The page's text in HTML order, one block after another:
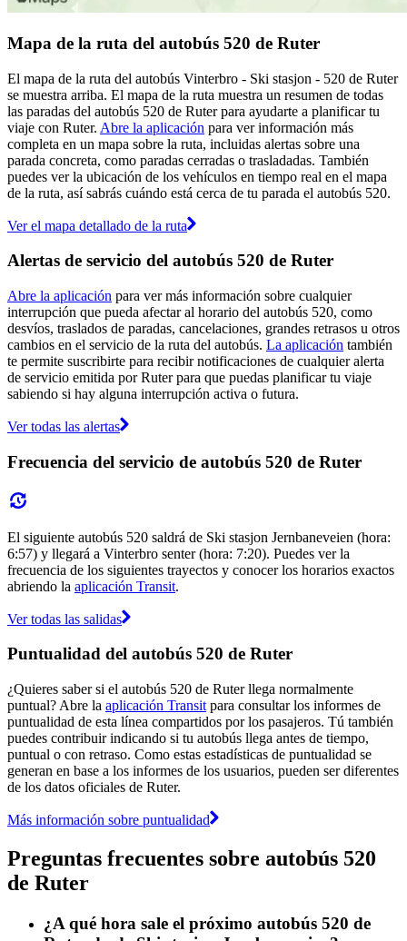
Mapa de la ruta del autobús 520 de Ruter
El mapa de la ruta del autobús Vinterbro - Ski stasjon - 520 de Ruter
se muestra arriba. El mapa de la ruta muestra un resumen de todas
las paradas del autobús 520 de Ruter para ayudarte a planificar tu
viaje con Ruter. Abre la aplicación para ver información más
completa en un mapa sobre la ruta, incluidas alertas sobre una
parada concreta, como paradas cerradas o trasladadas. También
puedes ver la ubicación de los vehículos en tiempo real en el mapa
de la ruta, así sabrás cuándo está cerca de tu parada el autobús 520.
Ver el mapa detallado de la ruta
Alertas de servicio del autobús 520 de Ruter
Abre la aplicación para ver más información sobre cualquier
interrupción que pueda afectar al horario del autobús 520, como
desvíos, traslados de paradas, cancelaciones, grandes retrasos u otros
cambios en el servicio de la ruta del autobús. La aplicación también
te permite suscribirte para recibir notificaciones de cualquier alerta
de servicio emitida por Ruter para que puedas planificar tu viaje
sabiendo si hay alguna interrupción activa o futura.
Ver todas las alertas
Frecuencia del servicio de autobús 520 de Ruter
El siguiente autobús 520 saldrá de Ski stasjon Jernbaneveien (hora:
6:57) y llegará a Vinterbro senter (hora: 7:20). Puedes ver la
frecuencia de los siguientes trayectos y conocer los horarios exactos
abriendo la aplicación Transit.
Ver todas las salidas
Puntualidad del autobús 520 de Ruter
¿Quieres saber si el autobús 520 de Ruter llega normalmente
puntual? Abre la aplicación Transit para consultar los informes de
puntualidad de esta línea compartidos por los pasajeros. Tú también
puedes contribuir indicando si tu autobús llega antes de tiempo,
puntual o con retraso. Como estas estadísticas de puntualidad se
generan en base a los informes de los usuarios, pueden ser diferentes
de los datos oficiales de Ruter.
Más información sobre puntualidad
Preguntas frecuentes sobre autobús 520
de Ruter
¿A qué hora sale el próximo autobús 520 de